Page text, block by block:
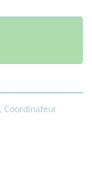
Coordinateur